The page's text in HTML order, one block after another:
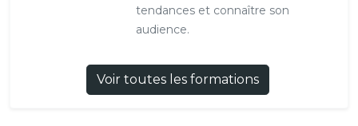
tendances et connaître son
audience.
Voir toutes les formations